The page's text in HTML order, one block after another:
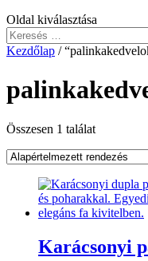
Oldal kiválasztása
Kezdőlap /
Összesen 1 találat
Karácsonyi